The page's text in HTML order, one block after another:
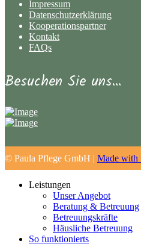
Impressum
Datenschutzerklärung
Kooperationspartner
Kontakt
FAQs
Besuchen Sie uns…
© Paula Pflege GmbH | Made with
Leistungen
Unser Angebot
Beratung & Betreuung
Betreuungskräfte
Häusliche Betreuung
So funktionierts